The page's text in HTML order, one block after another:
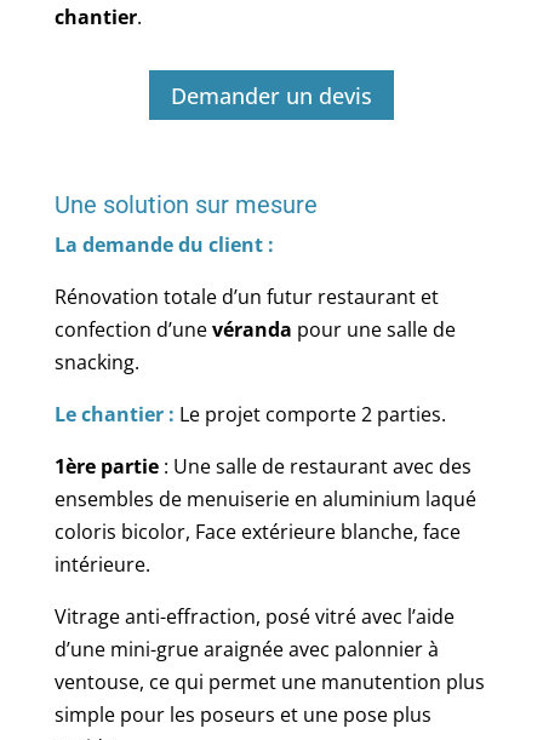
chantier.
Demander un devis
Une solution sur mesure
La demande du client :
Rénovation totale d’un futur restaurant et
confection d’unevéranda pour une salle de
snacking.
Le chantier : Le projet comporte 2 parties.
1ère partie: Une salle de restaurant avec des
ensembles de menuiserie en aluminium laqué
coloris bicolor, Face extérieure blanche, face
intérieure.
Vitrage anti-effraction, posé vitré avec l’aide
d’une mini-grue araignée avec palonnier à
ventouse, ce qui permet une manutention plus
simple pour les poseurs et une pose plus